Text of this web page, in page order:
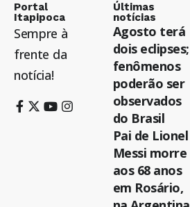
Portal
Itapipoca
Sempre à
frente da
notícia!
Últimas
notícias
Agosto terá
dois eclipses;
fenômenos
poderão ser
observados
do Brasil
Pai de Lionel
Messi morre
aos 68 anos
em Rosário,